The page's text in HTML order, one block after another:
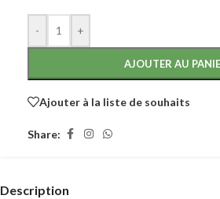
- +
AJOUTER AU
Ajouter à la liste de souhaits
Share:
Description